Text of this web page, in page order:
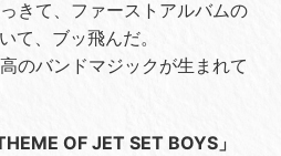
きて、ファーストアルバムの
て、ブッ飛んだ。
のバンドマジックが生まれて
OF JET SET BOYS」